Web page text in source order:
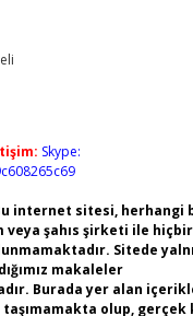
Skype:
internet sitesi, herhangi
veya şahıs şirketi ile hiçbir
Sitede
makaleler
Burada yer alan
olup, gerçek